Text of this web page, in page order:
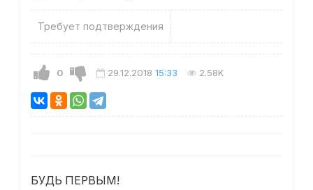
Требует подтверждения
0 29.12.2018 15:33 2.58K
БУДЬ ПЕРВЫМ!